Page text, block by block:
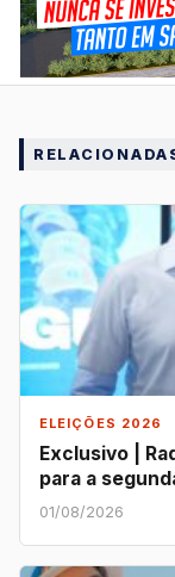
ELEIÇÕES 2026
Exclusivo |
para a
01/08/2026